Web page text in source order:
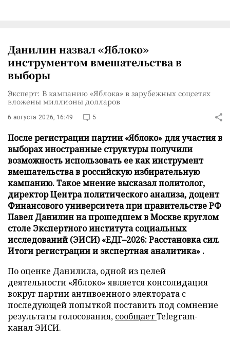
Данилин назвал «Яблоко»
инструментом вмешательства в
выборы
Эксперт: В кампанию «Яблока» в зарубежных соцсетях
вложены миллионы долларов
6 августа 2026, 16:49 5
После регистрации партии «Яблоко» для участия в
выборах иностранные структуры получили
возможность использовать ее как инструмент
вмешательства в российскую избирательную
кампанию. Такое мнение высказал политолог,
директор Центра политического анализа, доцент
Финансового университета при правительстве РФ
Павел Данилин на прошедшем в Москве круглом
столе Экспертного института социальных
исследований (ЭИСИ) «ЕДГ–2026: Расстановка сил.
Итоги регистрации и экспертная аналитика» .
По оценке Данилила, одной из целей
деятельности «Яблоко» является консолидация
вокруг партии антивоенного электората с
последующей попыткой поставить под сомнение
результаты голосования, сообщаетTelegram-
канал ЭИСИ.